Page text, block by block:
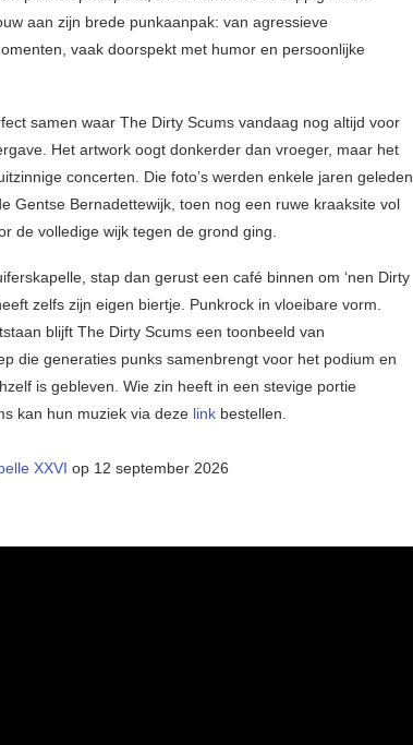
aan zijn brede punkaanpak: van agressieve
vaak doorspekt met humor en persoonlijke
samen waar The Dirty Scums vandaag nog altijd voor
Het artwork oogt donkerder dan vroeger, maar het
concerten. Die foto’s werden enkele jaren geleden
Gentse Bernadettewijk, toen nog een ruwe kraaksite vol
de volledige wijk tegen de grond ging.
stap dan gerust een café binnen om ‘nen Dirty
zelfs zijn eigen biertje. Punkrock in vloeibare vorm.
blijft The Dirty Scums een toonbeeld van
die generaties punks samenbrengt voor het podium en
is gebleven. Wie zin heeft in een stevige portie
kan hun muziek via deze link bestellen.
XXVI op 12 september 2026